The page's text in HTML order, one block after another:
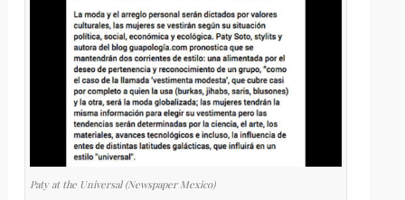
Paty at the Universal (Newspaper Mexico)